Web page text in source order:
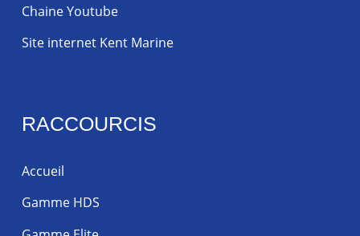
Chaine Youtube
Site internet Kent Marine
RACCOURCIS
Accueil
Gamme HDS